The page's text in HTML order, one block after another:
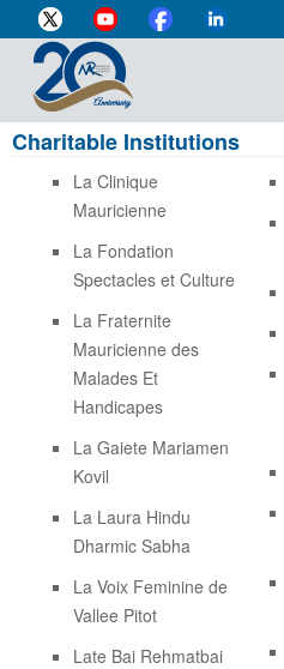
Charitable Institutions
La Clinique
Mauricienne
La Fondation
Spectacles et Culture
La Fraternite
Mauricienne des
Malades Et
Handicapes
La Gaiete Mariamen
Kovil
La Laura Hindu
Dharmic Sabha
La Voix Feminine de
Vallee Pitot
Late Bai Rehmatbai
DIRECTOR-GENERAL'S PROFILE
HOME
INDIVIDUAL
BUSINESS
CUSTOMS
e-SERVICES
MEDIA CENTRE
ABOUT US
CONTACT US